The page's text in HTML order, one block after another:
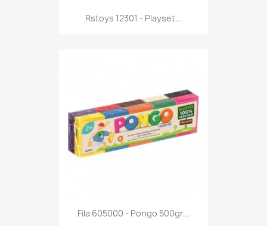
 Anteprima
Rstoys 12301 - Playset...
Anteprima
Fila 605000 - Pongo 500gr...